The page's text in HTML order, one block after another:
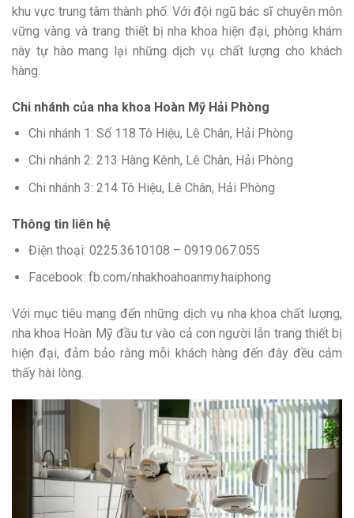
khu vực trung tâm thành phố. Với đội ngũ bác sĩ chuyên môn
vững vàng và trang thiết bị nha khoa hiện đại, phòng khám
này tự hào mang lại những dịch vụ chất lượng cho khách
hàng.
Chi nhánh của nha khoa Hoàn Mỹ Hải Phòng
Chi nhánh 1: Số 118 Tô Hiệu, Lê Chân, Hải Phòng
Chi nhánh 2: 213 Hàng Kênh, Lê Chân, Hải Phòng
Chi nhánh 3: 214 Tô Hiệu, Lê Chân, Hải Phòng
Thông tin liên hệ
Điện thoại: 0225.3610108 – 0919.067.055
Facebook: fb.com/nhakhoahoanmy.haiphong
Với mục tiêu mang đến những dịch vụ nha khoa chất lượng,
nha khoa Hoàn Mỹ đầu tư vào cả con người lẫn trang thiết bị
hiện đại, đảm bảo rằng mỗi khách hàng đến đây đều cảm
thấy hài lòng.